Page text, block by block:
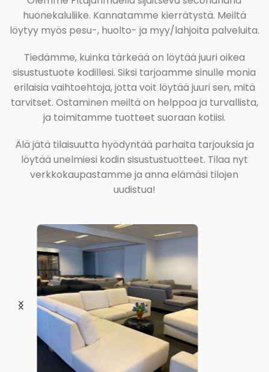
huonekaluliike. Kannatamme kierrätystä. Meiltä
löytyy myös pesu-, huolto- ja myy/lahjoita palveluita.
Tiedämme, kuinka tärkeää on löytää juuri oikea
sisustustuote kodillesi. Siksi tarjoamme sinulle monia
erilaisia vaihtoehtoja, jotta voit löytää juuri sen, mitä
tarvitset. Ostaminen meiltä on helppoa ja turvallista,
ja toimitamme tuotteet suoraan kotiisi.
Älä jätä tilaisuutta hyödyntää parhaita tarjouksia ja
löytää unelmiesi kodin sisustustuotteet. Tilaa nyt
verkkokaupastamme ja anna elämäsi tilojen
uudistua!